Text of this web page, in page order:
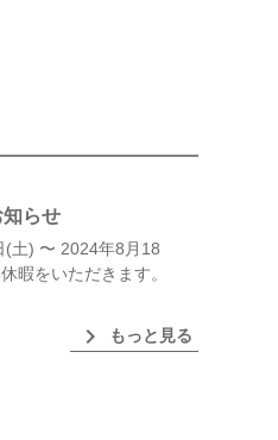
らせ
(土) 〜 2024年8月18
暇をいただきます。
chevron_right もっと見る